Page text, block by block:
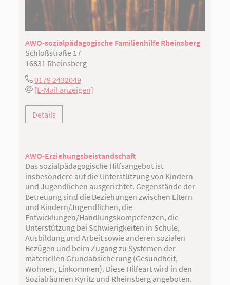
AWO-sozialpädagogische Familienhilfe Rheinsberg
Schloßstraße 17
16831 Rheinsberg
0179 2432049
[E-Mail anzeigen]
Details
AWO-Erziehungsbeistandschaft
Das sozialpädagogische Hilfsangebot ist
insbesondere auf die Unterstützung von Kindern
und Jugendlichen ausgerichtet. Gegenstände der
Betreuung sind die Beziehungen zwischen Eltern
und Kindern/Jugendlichen, die
Entwicklungen/Handlungskompetenzen, die
Unterstützung bei Schwierigkeiten in Schule,
Ausbildung und Arbeit sowie anderen sozialen
Bezügen und beim Zugang zu Systemen der
materiellen Grundabsicherung (Gesundheit,
Wohnen, Einkommen). Diese Hilfeart wird in den
Sozialräumen Kyritz und Rheinsberg angeboten.